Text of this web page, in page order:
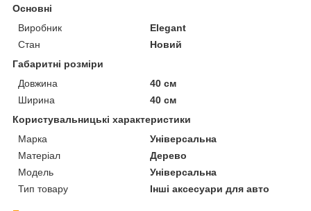
Основні
Виробник
Elegant
Стан
Новий
Габаритні розміри
Довжина
40 см
Ширина
40 см
Користувальницькі характеристики
Марка
Універсальна
Матеріал
Дерево
Мoдель
Універсальна
Тип товару
Інші аксесуари для авто